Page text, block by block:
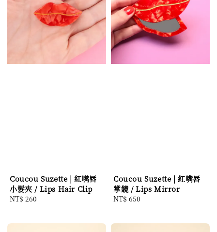
Coucou Suzette | 紅嘴唇
小髮夾 / Lips Hair Clip
Regular
NT$ 260
Coucou Suzette | 紅嘴唇
掌鏡 / Lips Mirror
Regular
NT$ 650